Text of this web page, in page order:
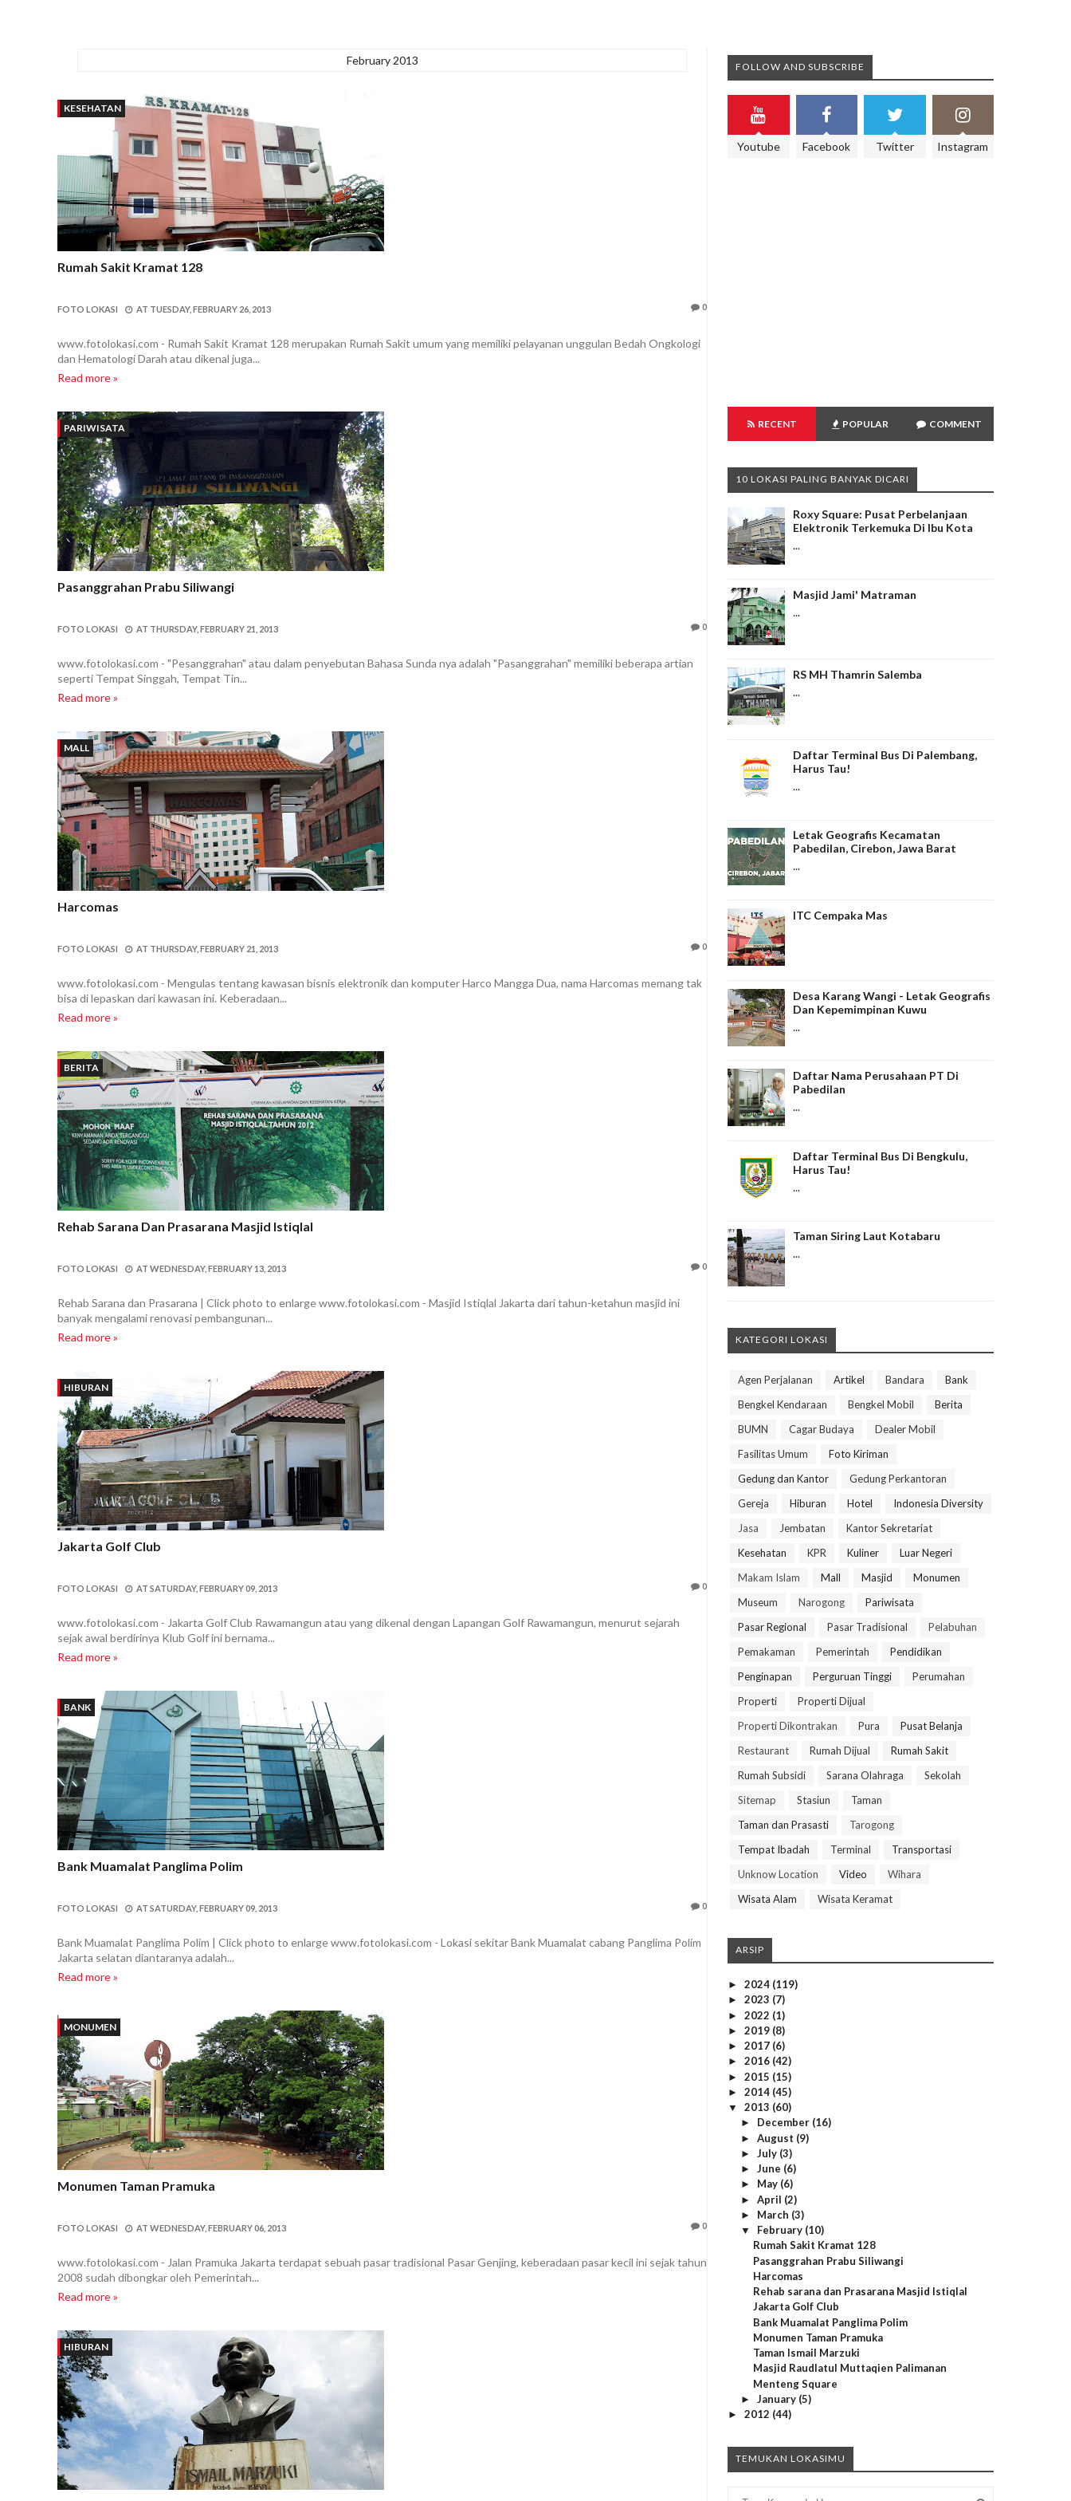
February 2013
KESEHATAN
Rumah Sakit Kramat 128
FOTO LOKASI AT TUESDAY, FEBRUARY 26, 2013 0
www.fotolokasi.com - Rumah Sakit Kramat 128 merupakan Rumah Sakit umum yang memiliki pelayanan unggulan Bedah Ongkologi
dan Hematologi Darah atau dikenal juga...
Read more »
PARIWISATA
Pasanggrahan Prabu Siliwangi
FOTO LOKASI AT THURSDAY, FEBRUARY 21, 2013 0
www.fotolokasi.com - "Pesanggrahan" atau dalam penyebutan Bahasa Sunda nya adalah "Pasanggrahan" memiliki beberapa artian
seperti Tempat Singgah, Tempat Tin...
Read more »
MALL
Harcomas
FOTO LOKASI AT THURSDAY, FEBRUARY 21, 2013 0
www.fotolokasi.com - Mengulas tentang kawasan bisnis elektronik dan komputer Harco Mangga Dua, nama Harcomas memang tak
bisa di lepaskan dari kawasan ini. Keberadaan...
Read more »
BERITA
Rehab Sarana Dan Prasarana Masjid Istiqlal
FOTO LOKASI AT WEDNESDAY, FEBRUARY 13, 2013 0
Rehab Sarana dan Prasarana | Click photo to enlarge www.fotolokasi.com - Masjid Istiqlal Jakarta dari tahun-ketahun masjid ini
banyak mengalami renovasi pembangunan...
Read more »
HIBURAN
Jakarta Golf Club
FOTO LOKASI AT SATURDAY, FEBRUARY 09, 2013 0
www.fotolokasi.com - Jakarta Golf Club Rawamangun atau yang dikenal dengan Lapangan Golf Rawamangun, menurut sejarah
sejak awal berdirinya Klub Golf ini bernama...
Read more »
BANK
Bank Muamalat Panglima Polim
FOTO LOKASI AT SATURDAY, FEBRUARY 09, 2013 0
Bank Muamalat Panglima Polim | Click photo to enlarge www.fotolokasi.com - Lokasi sekitar Bank Muamalat cabang Panglima Polim
Jakarta selatan diantaranya adalah...
Read more »
MONUMEN
Monumen Taman Pramuka
FOTO LOKASI AT WEDNESDAY, FEBRUARY 06, 2013 0
www.fotolokasi.com - Jalan Pramuka Jakarta terdapat sebuah pasar tradisional Pasar Genjing, keberadaan pasar kecil ini sejak tahun
2008 sudah dibongkar oleh Pemerintah...
Read more »
HIBURAN
FOLLOW AND SUBSCRIBE
Youtube Facebook Twitter Instagram
RECENT POPULAR COMMENT
10 LOKASI PALING BANYAK DICARI
Roxy Square: Pusat Perbelanjaan
Elektronik Terkemuka Di Ibu Kota
...
Masjid Jami' Matraman
...
RS MH Thamrin Salemba
...
Daftar Terminal Bus Di Palembang,
Harus Tau!
...
Letak Geografis Kecamatan
Pabedilan, Cirebon, Jawa Barat
...
ITC Cempaka Mas
Desa Karang Wangi - Letak Geografis
Dan Kepemimpinan Kuwu
...
Daftar Nama Perusahaan PT Di
Pabedilan
...
Daftar Terminal Bus Di Bengkulu,
Harus Tau!
...
Taman Siring Laut Kotabaru
...
KATEGORI LOKASI
Agen Perjalanan Artikel Bandara
Bank
Bengkel Kendaraan
Bengkel Mobil
Berita
BUMN
Cagar Budaya
Dealer Mobil
Fasilitas Umum
Foto Kiriman
Gedung dan Kantor
Gedung Perkantoran
Gereja
Hiburan Hotel
Indonesia Diversity
Jasa
Jembatan
Kantor Sekretariat
Kesehatan
KPR Kuliner
Luar Negeri
Makam Islam
Mall Masjid
Monumen
Museum
Narogong
Pariwisata
Pasar Regional
Pasar Tradisional
Pelabuhan
Pemakaman
Pemerintah
Pendidikan
Penginapan
Perguruan Tinggi
Perumahan
Properti
Properti Dijual
Properti Dikontrakan
Pura
Pusat Belanja
Restaurant
Rumah Dijual
Rumah Sakit
Rumah Subsidi
Sarana Olahraga
Sekolah
Sitemap
Stasiun
Taman
Taman dan Prasasti
Tarogong
Tempat Ibadah
Terminal
Transportasi
Unknow Location
Video
Wihara
Wisata Alam
Wisata Keramat
ARSIP
► 2024 (119)
► 2023 (7)
► 2022 (1)
► 2019 (8)
► 2017 (6)
► 2016 (42)
► 2015 (15)
► 2014 (45)
▼ 2013 (60)
► December (16)
► August (9)
► July (3)
► June (6)
► May (6)
► April (2)
► March (3)
▼ February (10)
Rumah Sakit Kramat 128
Pasanggrahan Prabu Siliwangi
Harcomas
Rehab sarana dan Prasarana Masjid Istiqlal
Jakarta Golf Club
Bank Muamalat Panglima Polim
Monumen Taman Pramuka
Taman Ismail Marzuki
Masjid Raudlatul Muttaqien Palimanan
Menteng Square
► January (5)
► 2012 (44)
TEMUKAN LOKASIMU